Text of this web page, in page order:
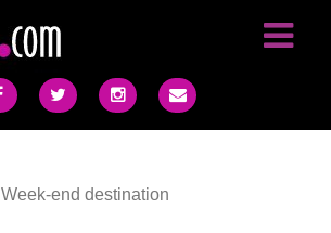
Week-end destination